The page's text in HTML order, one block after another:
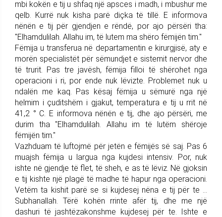
mbi kokën e tij u shfaq një apsces i madh, i mbushur me
qelb. Kurrë nuk kisha parë diçka të tillë. E informova
nënën e tij për gjendjen e rëndë, por ajo përsëri tha:
"Elhamdulilah. Allahu im, të lutem ma shëro fëmijën tim."
Fëmija u transferua në departamentin e kirurgjisë, aty e
morën specialistët për sëmundjet e sistemit nervor dhe
të trurit. Pas tre javësh, fëmija filloi të shërohet nga
operacioni i ri, por ende nuk lëvizte. Problemet nuk u
ndalën me kaq. Pas kësaj fëmija u sëmurë nga një
helmim i çuditshëm i gjakut, temperatura e tij u rrit në
41,2 ° C. E informova nënën e tij, dhe ajo përsëri, me
durim tha "Elhamdulilah. Allahu im të lutëm shëroje
fëmijën tim."
Vazhduam të luftojmë për jetën e fëmijës së saj. Pas 6
muajsh fëmija u largua nga kujdesi intensiv. Por, nuk
ishte në gjendje të flet, të sheh, e as të lëviz. Në gjoksin
e tij kishte një plagë të madhe të hapur nga operacioni.
Vetëm ta kishit parë se si kujdesej nëna e tij për te ...
Subhanallah. Tërë kohën rrinte afër tij, dhe me një
dashuri të jashtëzakonshme kujdesej për te. Ishte e